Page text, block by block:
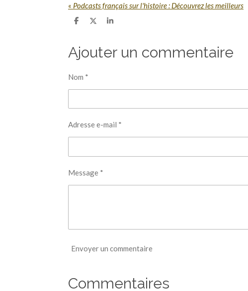
« Podcasts français sur l'histoire : Découvrez les meilleurs
P
a
g
r
P
a
P
a
Ajouter un commentaire
Nom *
Adresse e-mail *
Message *
Envoyer un commentaire
Commentaires